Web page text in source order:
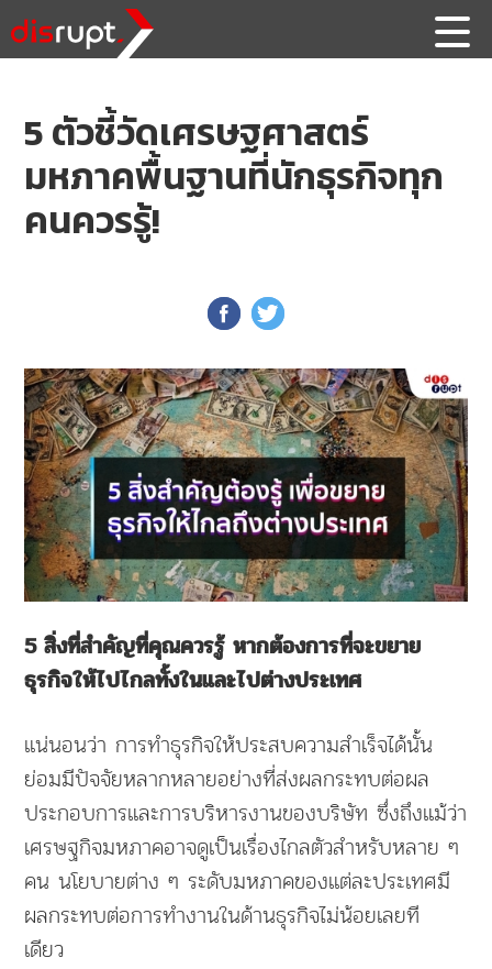
5 ตัวชี้วัดเศรษฐศาสตร์
มหภาคพื้นฐานที่นักธุรกิจทุก
คนควรรู้!
5 สิ่งที่สำคัญที่คุณควรรู้ หากต้องการที่จะขยาย
ธุรกิจให้ไปไกลทั้งในและไปต่างประเทศ
แน่นอนว่า การทำธุรกิจให้ประสบความสำเร็จได้นั้น
ย่อมมีปัจจัยหลากหลายอย่างที่ส่งผลกระทบต่อผล
ประกอบการและการบริหารงานของบริษัท ซึ่งถึงแม้ว่า
เศรษฐกิจมหภาคอาจดูเป็นเรื่องไกลตัวสำหรับหลาย ๆ
คน นโยบายต่าง ๆ ระดับมหภาคของแต่ละประเทศมี
ผลกระทบต่อการทำงานในด้านธุรกิจไม่น้อยเลยที
เดียว